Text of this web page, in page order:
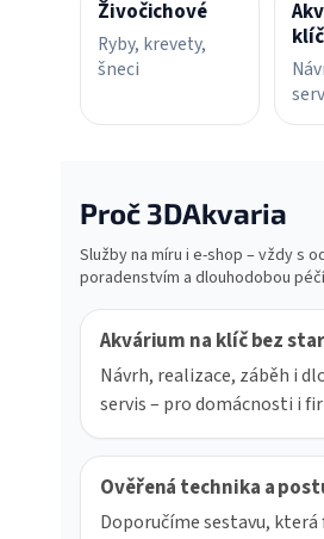
Živočichové
Ryby, krevety,
šneci
klíč
Proč 3DAkvaria
Služby na míru i e-shop – vždy s
poradenstvím a dlouhodobou
Akvárium na klíč bez
Návrh, realizace, záběh i
servis – pro domácnosti i
Ověřená technika a
Doporučíme sestavu, která